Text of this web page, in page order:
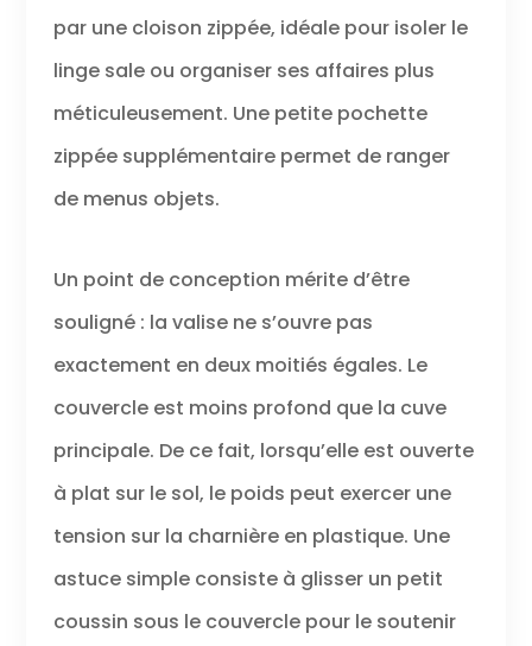
par une cloison zippée, idéale pour isoler le
linge sale ou organiser ses affaires plus
méticuleusement. Une petite pochette
zippée supplémentaire permet de ranger
de menus objets.
Un point de conception mérite d’être
souligné : la valise ne s’ouvre pas
exactement en deux moitiés égales. Le
couvercle est moins profond que la cuve
principale. De ce fait, lorsqu’elle est ouverte
à plat sur le sol, le poids peut exercer une
tension sur la charnière en plastique. Une
astuce simple consiste à glisser un petit
coussin sous le couvercle pour le soutenir